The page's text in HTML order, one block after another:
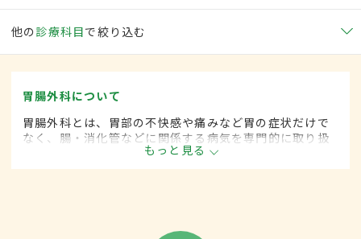
他の 診療科目で絞り込む
胃腸外科について
胃腸外科とは、胃部の不快感や痛みなど胃の症状だけで
なく、腸・消化管などに関係する病気を専門的に取り扱
う外科の一領域です。平成20年4月の制度改正前は、胃
腸科と呼ばれていました。
もっと見る